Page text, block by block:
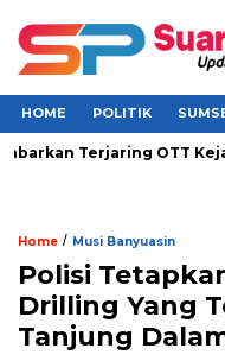
HOME POLITIK
Terjaring OTT Kejati
Home / Musi Banyuasin
Polisi
Drilling Yang
Tanjung